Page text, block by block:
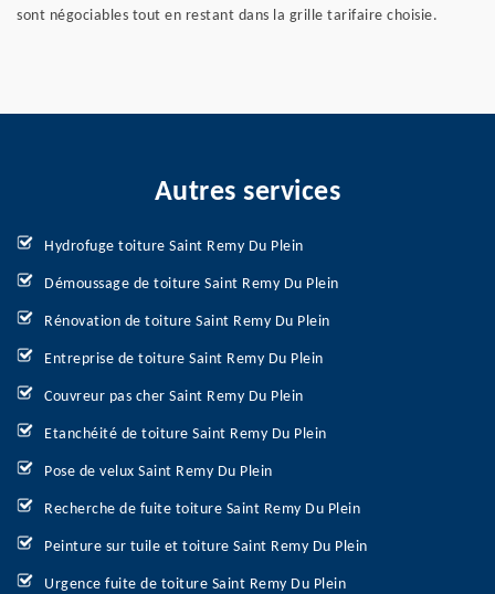
sont négociables tout en restant dans la grille tarifaire choisie.
Autres services
Hydrofuge toiture Saint Remy Du Plein
Démoussage de toiture Saint Remy Du Plein
Rénovation de toiture Saint Remy Du Plein
Entreprise de toiture Saint Remy Du Plein
Couvreur pas cher Saint Remy Du Plein
Etanchéité de toiture Saint Remy Du Plein
Pose de velux Saint Remy Du Plein
Recherche de fuite toiture Saint Remy Du Plein
Peinture sur tuile et toiture Saint Remy Du Plein
Urgence fuite de toiture Saint Remy Du Plein